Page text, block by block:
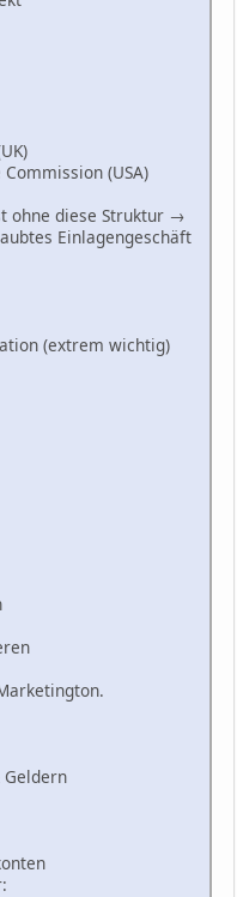
(USA)
ohne diese Struktur →
Einlagengeschäft
(extrem wichtig)
Geldern